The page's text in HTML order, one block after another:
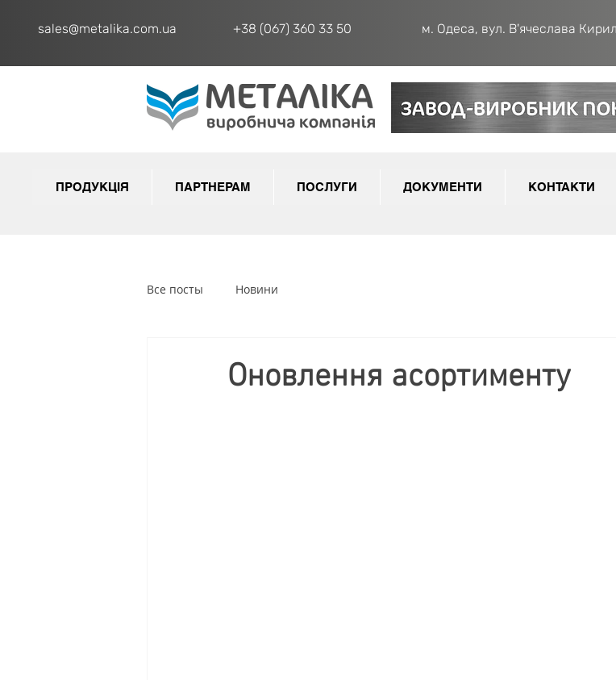
sales@metalika.com.ua +38 (067) 360 33 50 м. Одеса, вул. В'ячеслава
ПРОДУКЦІЯ ПАРТНЕРАМ ПОСЛУГИ ДОКУМЕНТИ КОНТАКТИ
Все посты Новини
Оновлення асортименту